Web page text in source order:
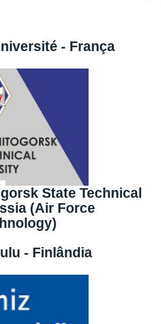
- França
State Technical
(Air Force
- Finlândia